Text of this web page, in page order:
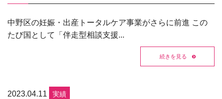
中野区の妊娠・出産トータルケア事業がさらに前進 この
たび国として「伴走型相談支援...
続きを見る
2023.04.11 実績